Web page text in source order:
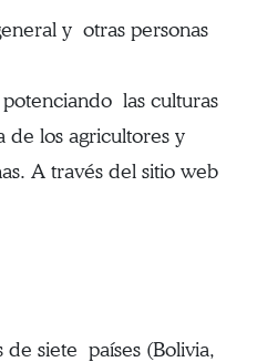
y otras personas
las culturas
de los agricultores y
A través del sitio web
siete países (Bolivia,